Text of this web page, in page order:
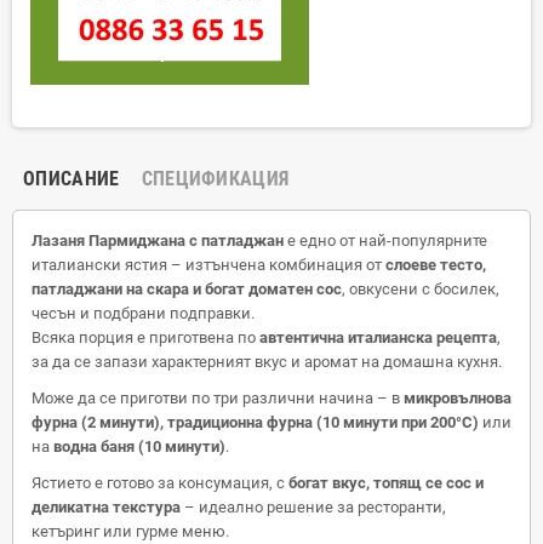
ОПИСАНИЕ СПЕЦИФИКАЦИЯ
Лазаня Пармиджана с патладжан е едно от най-популярните
италиански ястия – изтънчена комбинация от слоеве тесто,
патладжани на скара и богат доматен сос, овкусени с босилек,
чесън и подбрани подправки.
Всяка порция е приготвена по автентична италианска рецепта,
за да се запази характерният вкус и аромат на домашна кухня.
Може да се приготви по три различни начина – в микровълнова
фурна (2 минути), традиционна фурна (10 минути при 200°C) или
на водна баня (10 минути).
Ястието е готово за консумация, с богат вкус, топящ се сос и
деликатна текстура – идеално решение за ресторанти,
кетъринг или гурме меню.